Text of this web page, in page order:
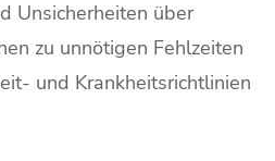
Unsicherheiten über
zu unnötigen Fehlzeiten
und Krankheitsrichtlinien